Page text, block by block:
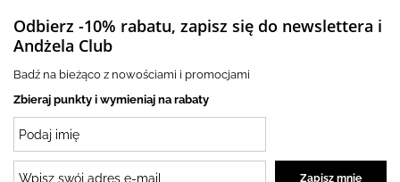
Odbierz -10% rabatu, zapisz się do newslettera i
Andżela Club
Badź na bieżąco z nowościami i promocjami
Zbieraj punkty i wymieniaj na rabaty